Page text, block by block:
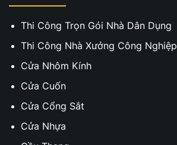
Thi Công Trọn Gói Nhà Dân Dụng
Thi Công Nhà Xưởng Công Nghiệp
Cửa Nhôm Kính
Cửa Cuốn
Cửa Cổng Sắt
Cửa Nhựa